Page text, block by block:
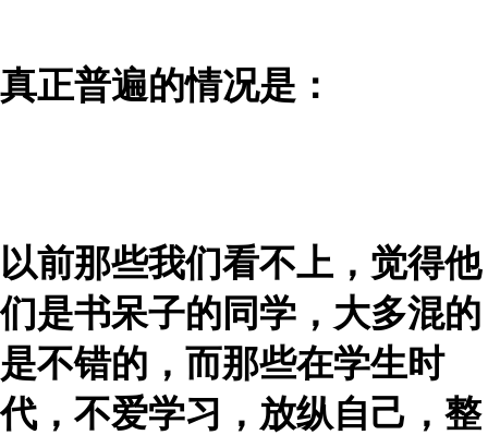
真正普遍的情况是：
以前那些我们看不上，觉得他
们是书呆子的同学，大多混的
是不错的，而那些在学生时
代，不爱学习，放纵自己，整